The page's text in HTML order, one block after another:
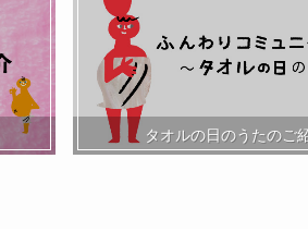
タオルの日のうたのご